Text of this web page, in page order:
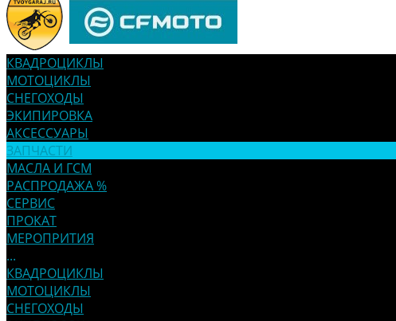
КВАДРОЦИКЛЫ
МОТОЦИКЛЫ
СНЕГОХОДЫ
ЭКИПИРОВКА
АКСЕССУАРЫ
ЗАПЧАСТИ
МАСЛА И ГСМ
РАСПРОДАЖА %
СЕРВИС
ПРОКАТ
МЕРОПРИТИЯ
...
КВАДРОЦИКЛЫ
МОТОЦИКЛЫ
СНЕГОХОДЫ